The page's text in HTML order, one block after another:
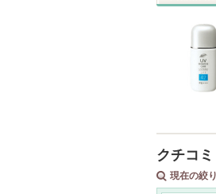
クチコミ
現在の絞